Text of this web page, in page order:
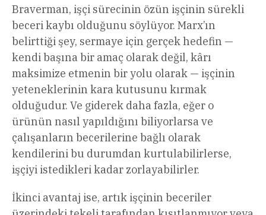
Braverman, işçi sürecinin özün işçinin sürekli
beceri kaybı olduğunu söylüyor. Marx’ın
belirttiği şey, sermaye için gerçek hedefin —
kendi başına bir amaç olarak değil, kârı
maksimize etmenin bir yolu olarak — işçinin
yeteneklerinin kara kutusunu kırmak
olduğudur. Ve giderek daha fazla, eğer o
ürünün nasıl yapıldığını biliyorlarsa ve
çalışanların becerilerine bağlı olarak
kendilerini bu durumdan kurtulabilirlerse,
işçiyi istedikleri kadar zorlayabilirler.
İkinci avantaj ise, artık işçinin beceriler